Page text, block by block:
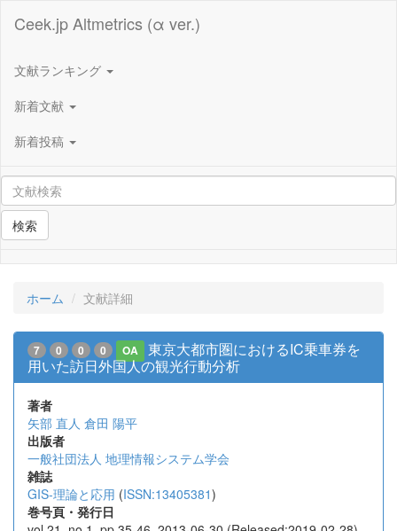
Ceek.jp Altmetrics (α ver.)
文献ランキング
新着文献
新着投稿
検索
ホーム 文献詳細
7 0 0 0 OA
東京大都市圏におけるIC乗車券を
用いた訪日外国人の観光行動分析
著者
矢部 直人 倉田 陽平
出版者
一般社団法人 地理情報システム学会
雑誌
GIS-理論と応用 (ISSN:13405381)
巻号頁・発行日